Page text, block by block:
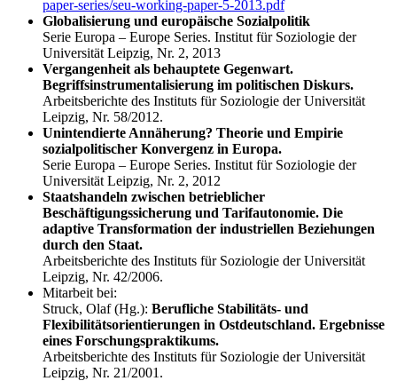
paper-series/seu-working-paper-5-2013.pdf
Globalisierung und europäische Sozialpolitik
Serie Europa – Europe Series. Institut für Soziologie der
Universität Leipzig, Nr. 2, 2013
Vergangenheit als behauptete Gegenwart.
Begriffsinstrumentalisierung im politischen Diskurs.
Arbeitsberichte des Instituts für Soziologie der Universität
Leipzig, Nr. 58/2012.
Unintendierte Annäherung? Theorie und Empirie
sozialpolitischer Konvergenz in Europa.
Serie Europa – Europe Series. Institut für Soziologie der
Universität Leipzig, Nr. 2, 2012
Staatshandeln zwischen betrieblicher
Beschäftigungssicherung und Tarifautonomie. Die
adaptive Transformation der industriellen Beziehungen
durch den Staat.
Arbeitsberichte des Instituts für Soziologie der Universität
Leipzig, Nr. 42/2006.
Mitarbeit bei:
Struck, Olaf (Hg.): Berufliche Stabilitäts- und
Flexibilitätsorientierungen in Ostdeutschland. Ergebnisse
eines Forschungspraktikums.
Arbeitsberichte des Instituts für Soziologie der Universität
Leipzig, Nr. 21/2001.